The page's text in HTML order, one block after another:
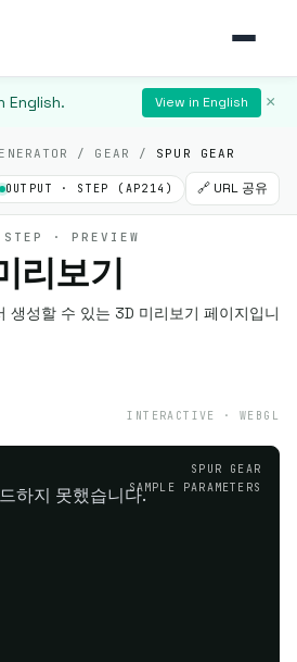
English. View in English ×
/ GEAR / SPUR GEAR
OUTPUT · STEP (AP214) 🔗 URL 공유
· PREVIEW
리보기
성할 수 있는 3D 미리보기 페이지입니
INTERACTIVE · WEBGL
SPUR GEAR
SAMPLE PARAMETERS
하지 못했습니다.